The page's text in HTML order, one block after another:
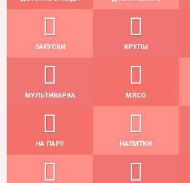
ЗАКУСКИ КРУПЫ
МУЛЬТИВАРКА МЯСО
НА ПАРУ НАПИТКИ